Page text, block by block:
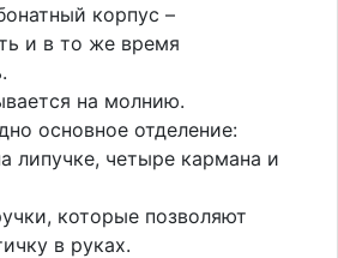
корпус –
и в то же время
на молнию.
основное отделение:
липучке, четыре кармана и
которые позволяют
в руках.